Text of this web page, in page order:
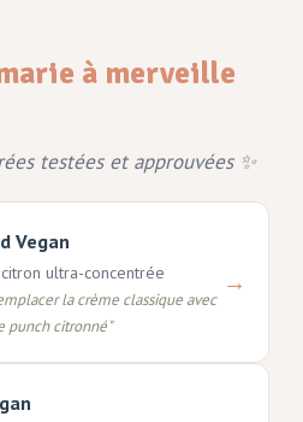
à merveille
testées et approuvées ✨
Vegan
ultra-concentrée
la crème classique avec
punch citronné"
→